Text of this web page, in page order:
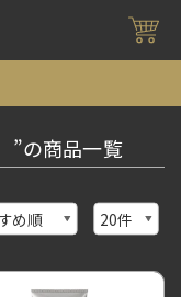
”の商品一覧